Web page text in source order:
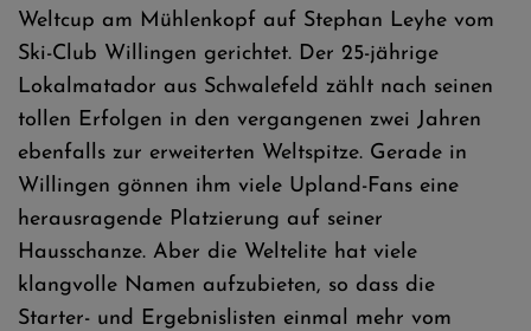
Weltcup am Mühlenkopf auf Stephan Leyhe vom
Ski-Club Willingen gerichtet. Der 25-jährige
Lokalmatador aus Schwalefeld zählt nach seinen
tollen Erfolgen in den vergangenen zwei Jahren
ebenfalls zur erweiterten Weltspitze. Gerade in
Willingen gönnen ihm viele Upland-Fans eine
herausragende Platzierung auf seiner
Hausschanze. Aber die Weltelite hat viele
klangvolle Namen aufzubieten, so dass die
Starter- und Ergebnislisten einmal mehr vom